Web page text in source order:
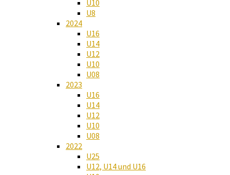
U10
U8
2024
U16
U14
U12
U10
U08
2023
U16
U14
U12
U10
U08
2022
U25
U12, U14 und U16